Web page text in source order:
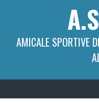
AMICALE SPORTIVE